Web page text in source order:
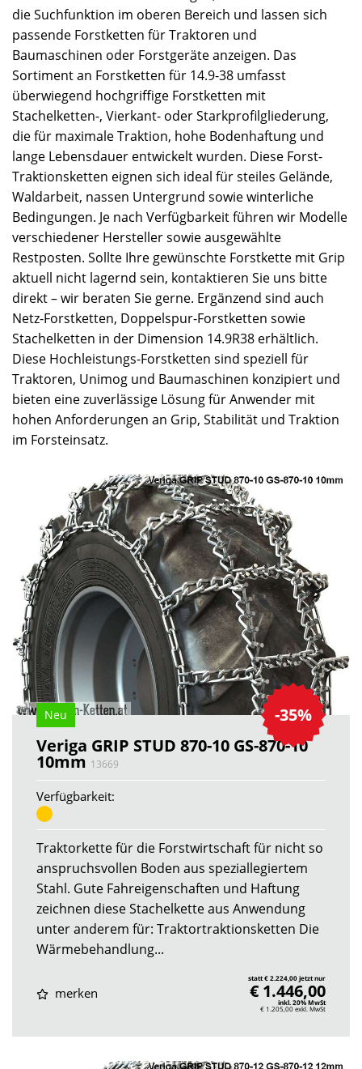
die Suchfunktion im oberen Bereich und lassen sich
passende Forstketten für Traktoren und
Baumaschinen oder Forstgeräte anzeigen. Das
Sortiment an Forstketten für 14.9-38 umfasst
überwiegend hochgriffige Forstketten mit
Stachelketten-, Vierkant- oder Starkprofilgliederung,
die für maximale Traktion, hohe Bodenhaftung und
lange Lebensdauer entwickelt wurden. Diese Forst-
Traktionsketten eignen sich ideal für steiles Gelände,
Waldarbeit, nassen Untergrund sowie winterliche
Bedingungen. Je nach Verfügbarkeit führen wir Modelle
verschiedener Hersteller sowie ausgewählte
Restposten. Sollte Ihre gewünschte Forstkette mit Grip
aktuell nicht lagernd sein, kontaktieren Sie uns bitte
direkt – wir beraten Sie gerne. Ergänzend sind auch
Netz-Forstketten, Doppelspur-Forstketten sowie
Stachelketten in der Dimension 14.9R38 erhältlich.
Diese Hochleistungs-Forstketten sind speziell für
Traktoren, Unimog und Baumaschinen konzipiert und
bieten eine zuverlässige Lösung für Anwender mit
hohen Anforderungen an Grip, Stabilität und Traktion
im Forsteinsatz.
-35%
Neu
Veriga GRIP STUD 870-10 GS-870-10
10mm 13669
Verfügbarkeit:
Traktorkette für die Forstwirtschaft für nicht so
anspruchsvollen Boden aus speziallegiertem
Stahl. Gute Fahreigenschaften und Haftung
zeichnen diese Stachelkette aus Anwendung
unter anderem für: Traktortraktionsketten Die
Wärmebehandlung...
merken
statt € 2.224,00 jetzt nur
€ 1.446,00
inkl. 20% MwSt
€ 1.205,00exkl. MwSt